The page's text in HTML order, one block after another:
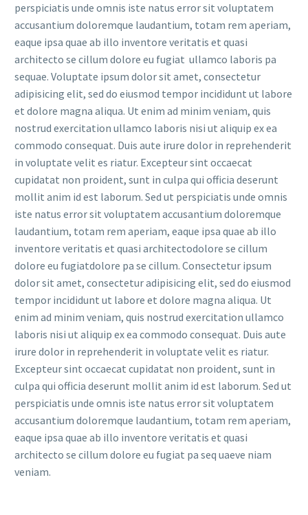
perspiciatis unde omnis iste natus error sit voluptatem
accusantium doloremque laudantium, totam rem aperiam,
eaque ipsa quae ab illo inventore veritatis et quasi
architecto se cillum dolore eu fugiat ullamco laboris pa
sequae. Voluptate ipsum dolor sit amet, consectetur
adipisicing elit, sed do eiusmod tempor incididunt ut labore
et dolore magna aliqua. Ut enim ad minim veniam, quis
nostrud exercitation ullamco laboris nisi ut aliquip ex ea
commodo consequat. Duis aute irure dolor in reprehenderit
in voluptate velit es riatur. Excepteur sint occaecat
cupidatat non proident, sunt in culpa qui officia deserunt
mollit anim id est laborum. Sed ut perspiciatis unde omnis
iste natus error sit voluptatem accusantium doloremque
laudantium, totam rem aperiam, eaque ipsa quae ab illo
inventore veritatis et quasi architectodolore se cillum
dolore eu fugiatdolore pa se cillum. Consectetur ipsum
dolor sit amet, consectetur adipisicing elit, sed do eiusmod
tempor incididunt ut labore et dolore magna aliqua. Ut
enim ad minim veniam, quis nostrud exercitation ullamco
laboris nisi ut aliquip ex ea commodo consequat. Duis aute
irure dolor in reprehenderit in voluptate velit es riatur.
Excepteur sint occaecat cupidatat non proident, sunt in
culpa qui officia deserunt mollit anim id est laborum. Sed ut
perspiciatis unde omnis iste natus error sit voluptatem
accusantium doloremque laudantium, totam rem aperiam,
eaque ipsa quae ab illo inventore veritatis et quasi
architecto se cillum dolore eu fugiat pa seq uaeve niam
veniam.